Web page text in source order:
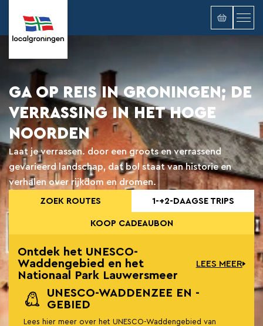
GA OP REIS IN GRONINGEN; DE
VERRASSING IN HET HOGE
NOORDEN
Laat je verrassen. door een groots en verrassend
gevarieerd landschap, dat bol staat van historie en
verhalen over rijkdom en dromen.
ZOEK ROUTES 1-+2-DAAGSE TRIPS
KOOP CADEAUBON
Ontdek het UNESCO-
Waddengebied en het
Nationaal Park Lauwersmeer
LEES MEER
UNESCO-WADDENZEE EN -
GEBIED
Lees hier meer over het UNESCO-Waddengebied van